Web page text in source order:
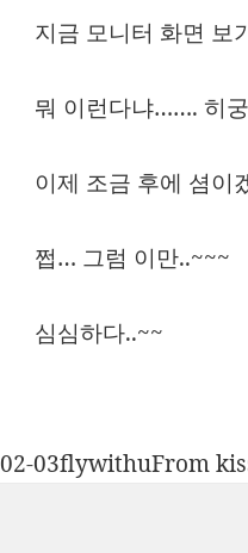
지금 모니터 화면
뭐 이런다냐…….
이제 조금 후에 셤이
쩝… 그럼 이만..~~~
심심하다..~~
03글
flywithu카
From